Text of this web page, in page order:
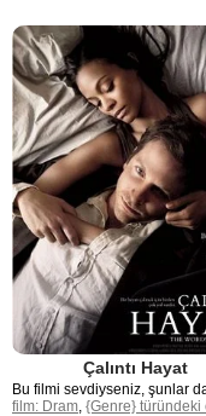
Çalıntı Hayat
Bu filmi sevdiyseniz, şunlar
film: Dram {Genre} türündeki